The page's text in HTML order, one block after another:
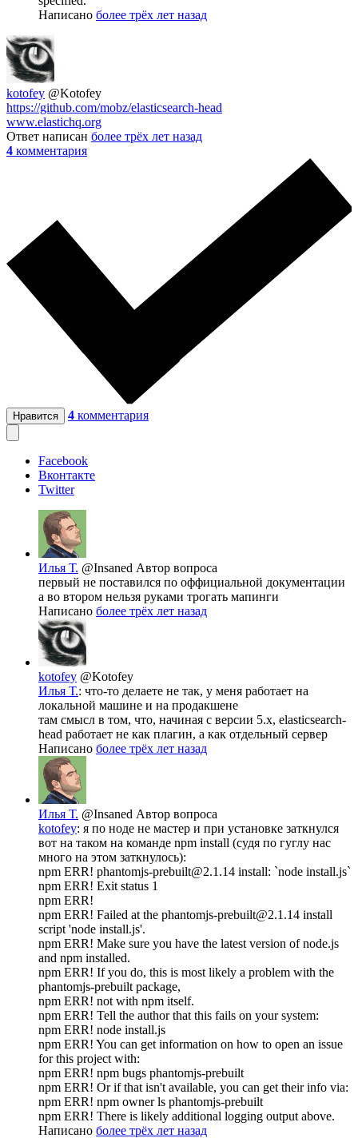
Написано более трёх лет назад
kotofey @Kotofey
https://github.com/mobz/elasticsearch-head
www.elastichq.org
Ответ написан более трёх лет назад
4 комментария
Нравится 4 комментария
Facebook
Вконтакте
Twitter
Илья Т. @Insaned Автор вопроса
первый не поставился по оффициальной документации
а во втором нельзя руками трогать мапинги
Написано более трёх лет назад
kotofey @Kotofey
Илья Т.: что-то делаете не так, у меня работает на
локальной машине и на продакшене
там смысл в том, что, начиная с версии 5.х, elasticsearch-
head работает не как плагин, а как отдельный сервер
Написано более трёх лет назад
Илья Т. @Insaned Автор вопроса
kotofey: я по ноде не мастер и при установке заткнулся
вот на таком на команде npm install (судя по гуглу нас
много на этом заткнулось):
npm ERR! phantomjs-prebuilt@2.1.14 install: `node install.js`
npm ERR! Exit status 1
npm ERR!
npm ERR! Failed at the phantomjs-prebuilt@2.1.14 install
script 'node install.js'.
npm ERR! Make sure you have the latest version of node.js
and npm installed.
npm ERR! If you do, this is most likely a problem with the
phantomjs-prebuilt package,
npm ERR! not with npm itself.
npm ERR! Tell the author that this fails on your system:
npm ERR! node install.js
npm ERR! You can get information on how to open an issue
for this project with:
npm ERR! npm bugs phantomjs-prebuilt
npm ERR! Or if that isn't available, you can get their info via:
npm ERR! npm owner ls phantomjs-prebuilt
npm ERR! There is likely additional logging output above.
Написано более трёх лет назад